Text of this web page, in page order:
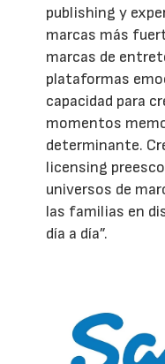
publishing y
marcas más
marcas de
plataformas
capacidad para
momentos
determinante.
licensing
universos de
las familias en
día a día”.